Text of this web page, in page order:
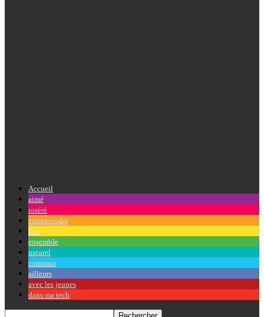
Accueil
aimé
inséré
entreprendre
être
ensemble
naturel
commun
ailleurs
avec les jeunes
dans ma tech